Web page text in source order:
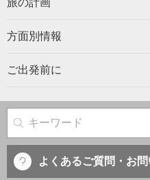
旅の計画
方面別情報
ご出発前に
サイト内検索
よくあるご質問・お